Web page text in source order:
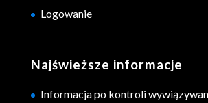
Logowanie
Najświeższe informacje
Informacja po kontroli